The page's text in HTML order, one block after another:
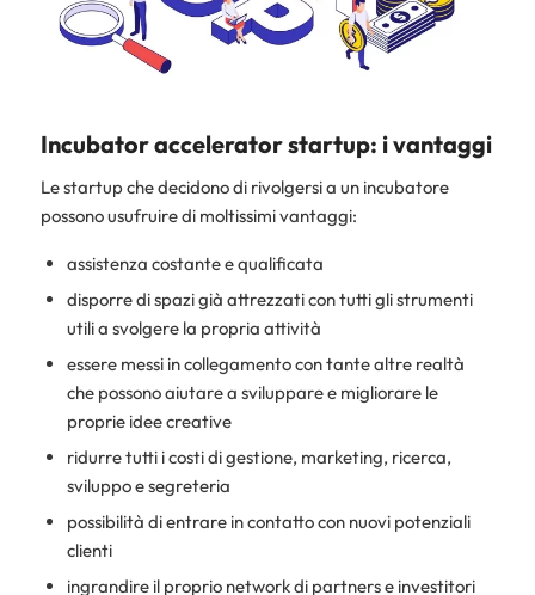
Incubator accelerator startup: i vantaggi
Le startup che decidono di rivolgersi a un incubatore
possono usufruire di moltissimi vantaggi:
assistenza costante e qualificata
disporre di spazi già attrezzati con tutti gli strumenti
utili a svolgere la propria attività
essere messi in collegamento con tante altre realtà
che possono aiutare a sviluppare e migliorare le
proprie idee creative
ridurre tutti i costi di gestione, marketing, ricerca,
sviluppo e segreteria
possibilità di entrare in contatto con nuovi potenziali
clienti
ingrandire il proprio network di partners e investitori